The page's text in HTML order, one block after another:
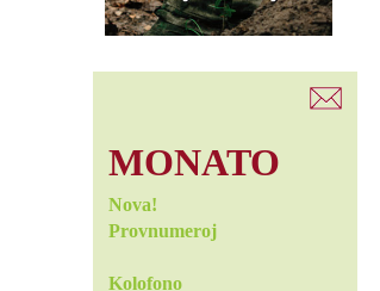
MONATO
Nova!
Provnumeroj
Kolofono